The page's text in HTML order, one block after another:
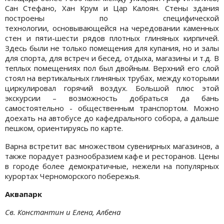
Сан Стефано, Хан Крум и Цар Калоян. Стены здания
построены по специфической
технологии, основывающейся на чередовании каменных
стен и пяти-шести рядов плотных глиняных кирпичей.
Здесь были не только помещения для купания, но и залы
для спорта, для встреч и бесед, отдыха, магазины и т.д. В
теплых помещениях пол был двойным. Верхний его слой
стоял на вертикальных глиняных трубах, между которыми
циркулировал горячий воздух. Большой плюс этой
экскурсии – возможность добраться да бань
самостоятельно - общественным транспортом. Можно
доехать на автобусе до кафедрального собора, а дальше
пешком, ориентируясь по карте.
Варна встретит вас множеством сувенирных магазинов, а
также порадует разнообразием кафе и ресторанов. Цены
в городе более демократичные, нежели на популярных
курортах Черноморского побережья.
Аквапарк
Св. Константин и Елена, Албена